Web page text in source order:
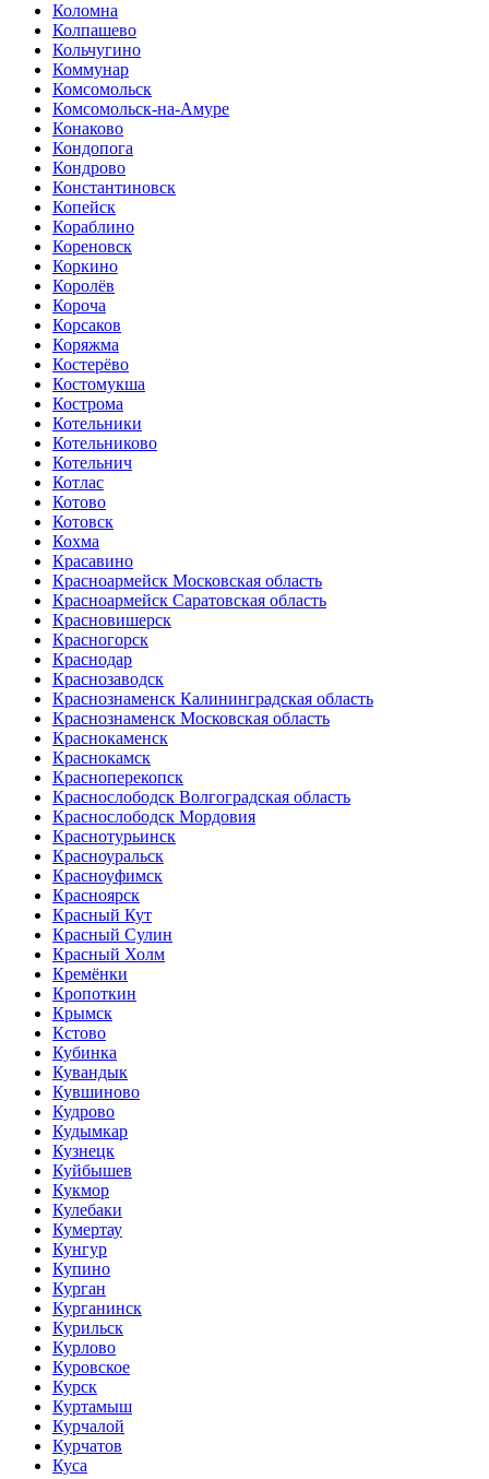
Коломна
Колпашево
Кольчугино
Коммунар
Комсомольск
Комсомольск-на-Амуре
Конаково
Кондопога
Кондрово
Константиновск
Копейск
Кораблино
Кореновск
Коркино
Королёв
Короча
Корсаков
Коряжма
Костерёво
Костомукша
Кострома
Котельники
Котельниково
Котельнич
Котлас
Котово
Котовск
Кохма
Красавино
Красноармейск Московская область
Красноармейск Саратовская область
Красновишерск
Красногорск
Краснодар
Краснозаводск
Краснознаменск Калининградская область
Краснознаменск Московская область
Краснокаменск
Краснокамск
Красноперекопск
Краснослободск Волгоградская область
Краснослободск Мордовия
Краснотурьинск
Красноуральск
Красноуфимск
Красноярск
Красный Кут
Красный Сулин
Красный Холм
Кремёнки
Кропоткин
Крымск
Кстово
Кубинка
Кувандык
Кувшиново
Кудрово
Кудымкар
Кузнецк
Куйбышев
Кукмор
Кулебаки
Кумертау
Кунгур
Купино
Курган
Курганинск
Курильск
Курлово
Куровское
Курск
Куртамыш
Курчалой
Курчатов
Куса